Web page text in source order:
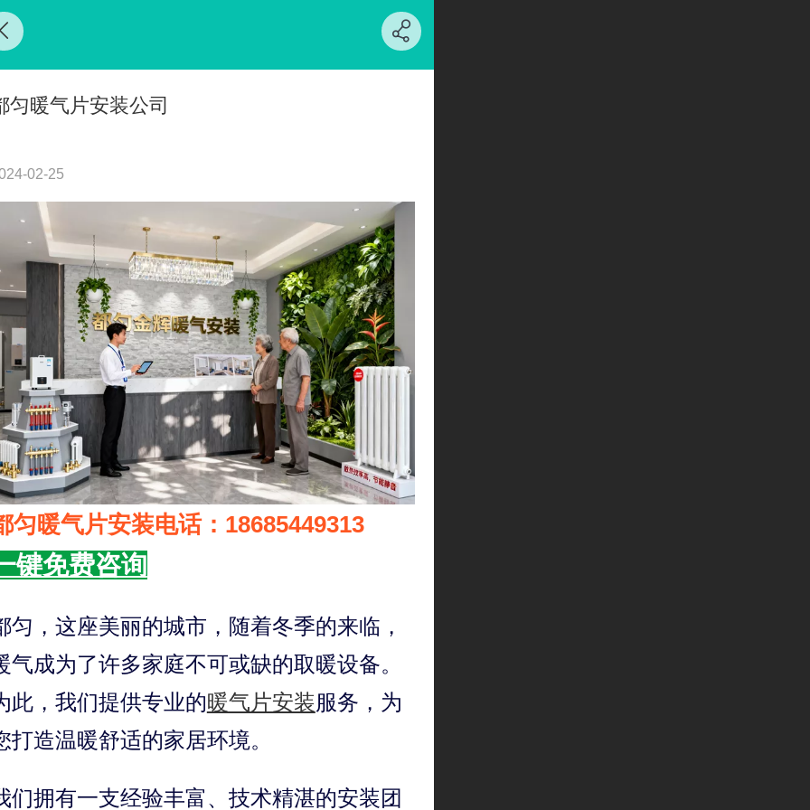
匀暖气片安装公司
02-25
匀暖气片安装电话：18685449313
键免费咨询
匀，这座美丽的城市，随着冬季的来临，
气成为了许多家庭不可或缺的取暖设备。
此，我们提供专业的暖气片安装服务，为
打造温暖舒适的家居环境。
们拥有一支经验丰富、技术精湛的安装团